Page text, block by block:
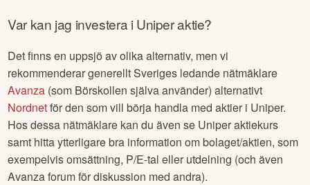
Var kan jag investera iUniperaktie?
Det finns en uppsjö av olika alternativ, men vi
rekommenderar generellt Sveriges ledande nätmäklare
Avanza (som Börskollen själva använder) alternativt
Nordnetför den som vill börja handla med aktier i Uniper.
Hos dessa nätmäklare kan du även se Uniperaktiekurs
samt hitta ytterligare bra information om bolaget/aktien, som
exempelvis omsättning, P/E-tal eller utdelning (och även
Avanza forum för diskussion med andra).